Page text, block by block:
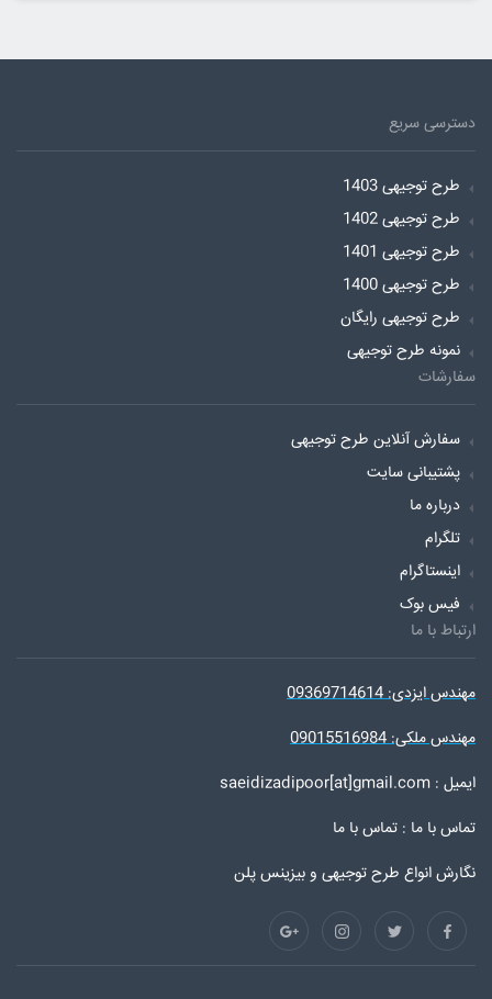
دسترسی سریع
طرح توجیهی 1403
طرح توجیهی 1402
طرح توجیهی 1401
طرح توجیهی 1400
طرح توجیهی رایگان
نمونه طرح توجیهی
سفارشات
سفارش آنلاین طرح توجیهی
پشتیبانی سایت
درباره ما
تلگرام
اینستاگرام
فیس بوک
ارتباط با ما
مهندس ایزدی: 09369714614
مهندس ملکی: 09015516984
ایمیل : saeidizadipoor[at]gmail.com
تماس با ما : تماس با ما
نگارش انواع طرح توجیهی و بیزینس پلن